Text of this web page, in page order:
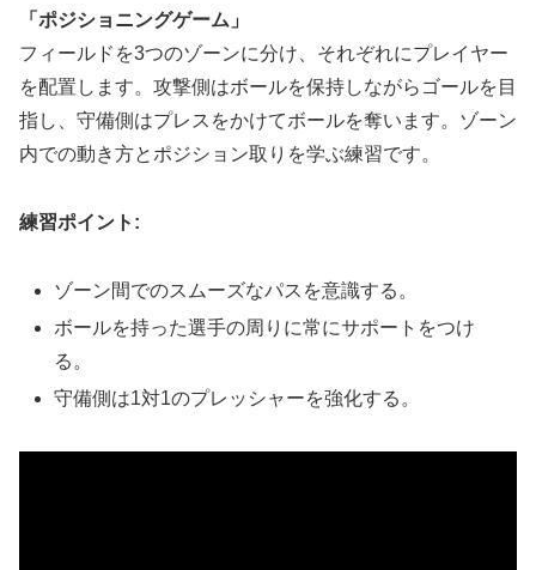
「ポジショニングゲーム」
フィールドを3つのゾーンに分け、それぞれにプレイヤー
を配置します。攻撃側はボールを保持しながらゴールを目
指し、守備側はプレスをかけてボールを奪います。ゾーン
内での動き方とポジション取りを学ぶ練習です。
練習ポイント:
ゾーン間でのスムーズなパスを意識する。
ボールを持った選手の周りに常にサポートをつけ
る。
守備側は1対1のプレッシャーを強化する。